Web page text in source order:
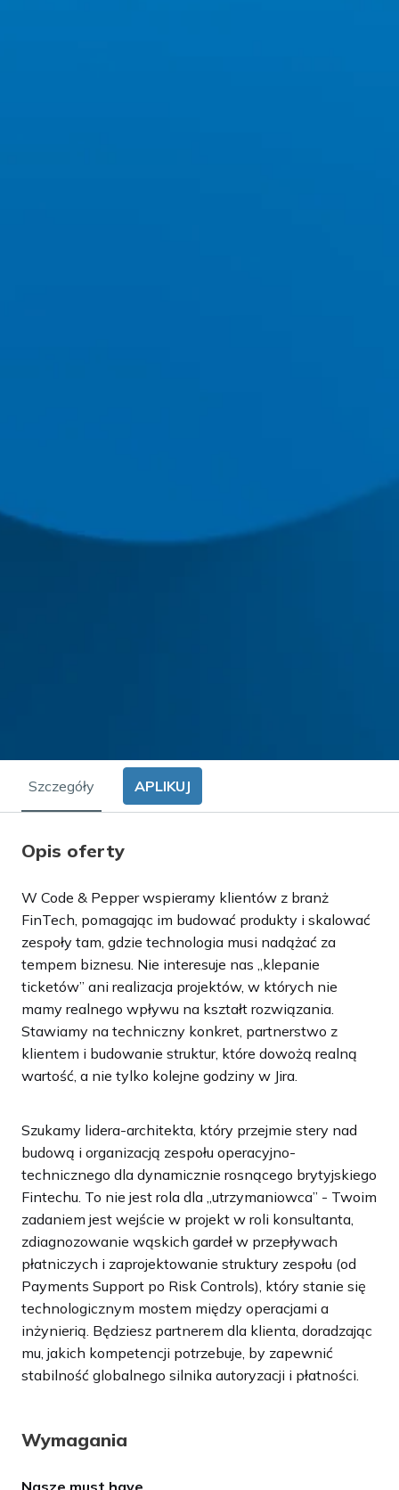
Szczegóły APLIKUJ
Opis oferty
W Code & Pepper wspieramy klientów z branż
FinTech, pomagając im budować produkty i skalować
zespoły tam, gdzie technologia musi nadążać za
tempem biznesu. Nie interesuje nas „klepanie
ticketów” ani realizacja projektów, w których nie
mamy realnego wpływu na kształt rozwiązania.
Stawiamy na techniczny konkret, partnerstwo z
klientem i budowanie struktur, które dowożą realną
wartość, a nie tylko kolejne godziny w Jira.
Szukamy lidera-architekta, który przejmie stery nad
budową i organizacją zespołu operacyjno-
technicznego dla dynamicznie rosnącego brytyjskiego
Fintechu. To nie jest rola dla „utrzymaniowca” - Twoim
zadaniem jest wejście w projekt w roli konsultanta,
zdiagnozowanie wąskich gardeł w przepływach
płatniczych i zaprojektowanie struktury zespołu (od
Payments Support po Risk Controls), który stanie się
technologicznym mostem między operacjami a
inżynierią. Będziesz partnerem dla klienta, doradzając
mu, jakich kompetencji potrzebuje, by zapewnić
stabilność globalnego silnika autoryzacji i płatności.
Wymagania
Nasze must have